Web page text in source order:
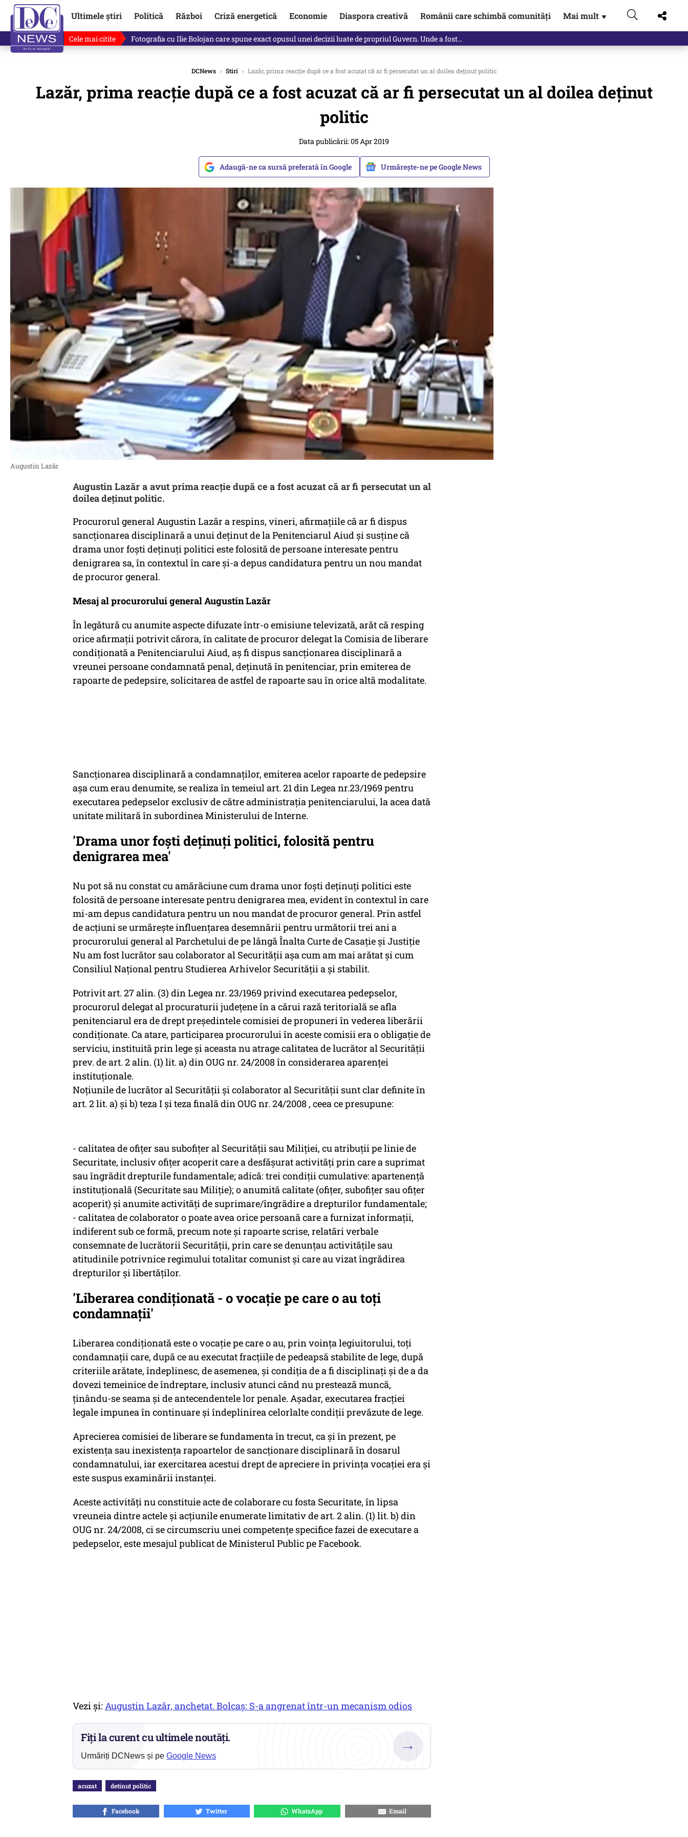
Ultimele știri Politică Război Criză energetică Economie Diaspora creativă Românii care schimbă comunități Mai mult ▼
Cele mai citite Lucruri neștiute despre Mihai Vîrdol, dezvăluite de o colegă. Povestea pilotului militar dincolo de…
DCNews › Stiri › Lazăr, prima reacție după ce a fost acuzat că ar fi persecutat un al doilea deținut politic
Lazăr, prima reacție după ce a fost acuzat că ar fi persecutat un al doilea deținut
politic
Data publicării: 05 Apr 2019
Adaugă-ne ca sursă preferată în Google Urmărește-ne pe Google News
Augustin Lazăr
Augustin Lazăr a avut prima reacție după ce a fost acuzat că ar fi persecutat un al
doilea deținut politic.
Procurorul general Augustin Lazăr a respins, vineri, afirmaţiile că ar fi dispus
sancţionarea disciplinară a unui deţinut de la Penitenciarul Aiud şi susţine că
drama unor foşti deţinuţi politici este folosită de persoane interesate pentru
denigrarea sa, în contextul în care şi-a depus candidatura pentru un nou mandat
de procuror general.
Mesaj al procurorului general Augustin Lazăr
În legătură cu anumite aspecte difuzate într-o emisiune televizată, arăt că resping
orice afirmații potrivit cărora, în calitate de procuror delegat la Comisia de liberare
condiționată a Penitenciarului Aiud, aș fi dispus sancționarea disciplinară a
vreunei persoane condamnată penal, deținută în penitenciar, prin emiterea de
rapoarte de pedepsire, solicitarea de astfel de rapoarte sau în orice altă modalitate.
Sancționarea disciplinară a condamnaților, emiterea acelor rapoarte de pedepsire
așa cum erau denumite, se realiza în temeiul art. 21 din Legea nr.23/1969 pentru
executarea pedepselor exclusiv de către administrația penitenciarului, la acea dată
unitate militară în subordinea Ministerului de Interne.
'Drama unor foști deținuți politici, folosită pentru
denigrarea mea'
Nu pot să nu constat cu amărăciune cum drama unor foști deținuți politici este
folosită de persoane interesate pentru denigrarea mea, evident în contextul în care
mi-am depus candidatura pentru un nou mandat de procuror general. Prin astfel
de acțiuni se urmărește influențarea desemnării pentru următorii trei ani a
procurorului general al Parchetului de pe lângă Înalta Curte de Casație și Justiție
Nu am fost lucrător sau colaborator al Securității așa cum am mai arătat și cum
Consiliul Național pentru Studierea Arhivelor Securității a și stabilit.
Potrivit art. 27 alin. (3) din Legea nr. 23/1969 privind executarea pedepselor,
procurorul delegat al procuraturii județene în a cărui rază teritorială se afla
penitenciarul era de drept președintele comisiei de propuneri în vederea liberării
condiționate. Ca atare, participarea procurorului în aceste comisii era o obligație de
serviciu, instituită prin lege şi aceasta nu atrage calitatea de lucrător al Securității
prev. de art. 2 alin. (1) lit. a) din OUG nr. 24/2008 în considerarea aparenței
instituționale.
Noțiunile de lucrător al Securității și colaborator al Securității sunt clar definite în
art. 2 lit. a) și b) teza I și teza finală din OUG nr. 24/2008 , ceea ce presupune:
- calitatea de ofițer sau subofițer al Securității sau Miliției, cu atribuții pe linie de
Securitate, inclusiv ofițer acoperit care a desfășurat activități prin care a suprimat
sau îngrădit drepturile fundamentale; adică: trei condiții cumulative: apartenență
instituțională (Securitate sau Miliție); o anumită calitate (ofițer, subofițer sau ofițer
acoperit) şi anumite activităţi de suprimare/îngrădire a drepturilor fundamentale;
- calitatea de colaborator o poate avea orice persoană care a furnizat informaţii,
indiferent sub ce formă, precum note şi rapoarte scrise, relatări verbale
consemnate de lucrătorii Securităţii, prin care se denunţau activităţile sau
atitudinile potrivnice regimului totalitar comunist şi care au vizat îngrădirea
drepturilor şi libertăţilor.
'Liberarea condiționată - o vocație pe care o au toți
condamnații'
Liberarea condiţionată este o vocaţie pe care o au, prin voinţa legiuitorului, toţi
condamnaţii care, după ce au executat fracţiile de pedeapsă stabilite de lege, după
criteriile arătate, îndeplinesc, de asemenea, şi condiţia de a fi disciplinaţi şi de a da
dovezi temeinice de îndreptare, inclusiv atunci când nu prestează muncă,
ţinându-se seama şi de antecendentele lor penale. Așadar, executarea fracției
legale impunea în continuare şi îndeplinirea celorlalte condiții prevăzute de lege.
Aprecierea comisiei de liberare se fundamenta în trecut, ca şi în prezent, pe
existența sau inexistența rapoartelor de sancționare disciplinară în dosarul
condamnatului, iar exercitarea acestui drept de apreciere în privința vocației era şi
este suspus examinării instanței.
Aceste activităţi nu constituie acte de colaborare cu fosta Securitate, în lipsa
vreuneia dintre actele şi acţiunile enumerate limitativ de art. 2 alin. (1) lit. b) din
OUG nr. 24/2008, ci se circumscriu unei competențe specifice fazei de executare a
pedepselor, este mesajul publicat de Ministerul Public pe Facebook.
Vezi și: Augustin Lazăr, anchetat. Bolcaș: S-a angrenat într-un mecanism odios
Fiți la curent cu ultimele noutăți.
Urmăriți DCNews și pe Google News
→
acuzat detinut politic
Facebook Twitter WhatsApp Email